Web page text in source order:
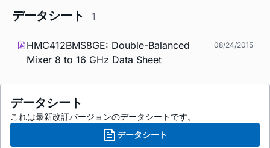
データシート 1
HMC412BMS8GE: Double-Balanced
Mixer 8 to 16 GHz Data Sheet
08/24/2015
データシート
これは最新改訂バージョンのデータシートです。
データシート